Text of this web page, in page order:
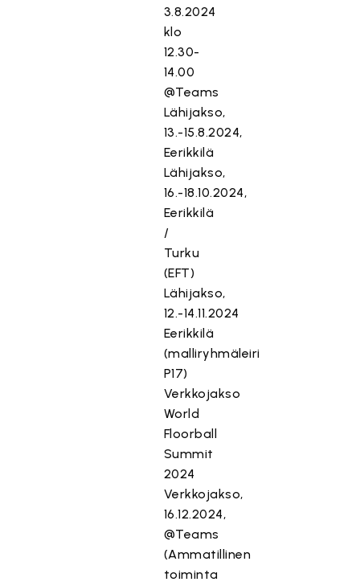
3.8.2024
klo
12.30-
14.00
@Teams
Lähijakso,
13.-15.8.2024,
Eerikkilä
Lähijakso,
16.-18.10.2024,
Eerikkilä
/
Turku
(EFT)
Lähijakso,
12.-14.11.2024
Eerikkilä
(malliryhmäleiri
P17)
Verkkojakso
World
Floorball
Summit
2024
Verkkojakso,
16.12.2024,
@Teams
(Ammatillinen
toiminta